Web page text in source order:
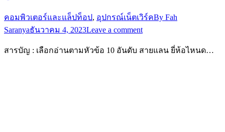
คอมพิวเตอร์และแล็ปท็อป, อุปกรณ์เน็ตเวิร์คBy Fah
Saranyaธันวาคม 4, 2023Leave a comment
สารบัญ : เลือกอ่านตามหัวข้อ 10 อันดับ สายแลน ยี่ห้อไหนด…